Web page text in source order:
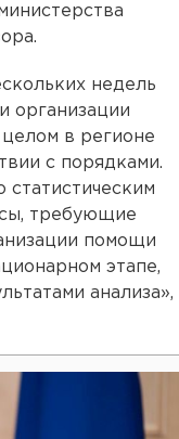
недель
организации
в регионе
с порядками.
статистическим
требующие
помощи
этапе,
анализа»,